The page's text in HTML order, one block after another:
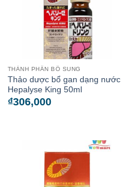
THÀNH PHẦN BỔ SUNG
Thảo dược bổ gan dạng nước
Hepalyse King 50ml
₫306,000